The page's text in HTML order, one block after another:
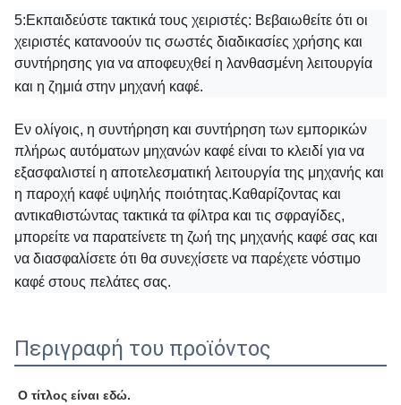
5:Εκπαιδεύστε τακτικά τους χειριστές: Βεβαιωθείτε ότι οι
χειριστές κατανοούν τις σωστές διαδικασίες χρήσης και
συντήρησης για να αποφευχθεί η λανθασμένη λειτουργία
και η ζημιά στην μηχανή καφέ.
Εν ολίγοις, η συντήρηση και συντήρηση των εμπορικών
πλήρως αυτόματων μηχανών καφέ είναι το κλειδί για να
εξασφαλιστεί η αποτελεσματική λειτουργία της μηχανής και
η παροχή καφέ υψηλής ποιότητας.Καθαρίζοντας και
αντικαθιστώντας τακτικά τα φίλτρα και τις σφραγίδες,
μπορείτε να παρατείνετε τη ζωή της μηχανής καφέ σας και
να διασφαλίσετε ότι θα συνεχίσετε να παρέχετε νόστιμο
καφέ στους πελάτες σας.
Περιγραφή του προϊόντος
Ο τίτλος είναι εδώ.